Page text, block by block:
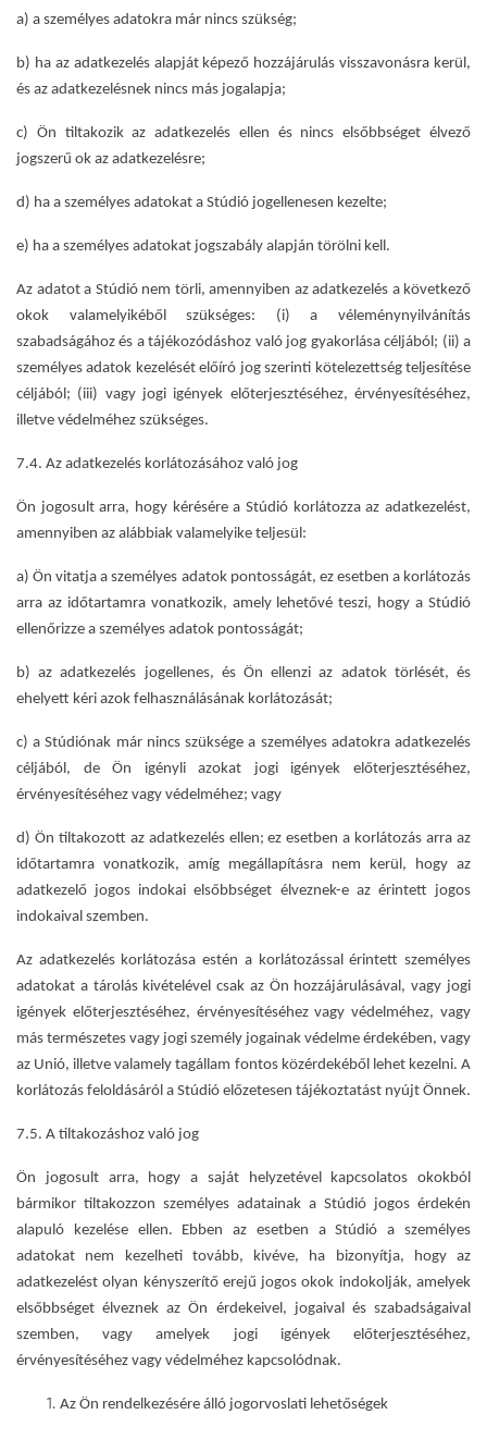
a) a személyes adatokra már nincs szükség;
b) ha az adatkezelés alapját képező hozzájárulás visszavonásra kerül,
és az adatkezelésnek nincs más jogalapja;
c) Ön tiltakozik az adatkezelés ellen és nincs elsőbbséget élvező
jogszerű ok az adatkezelésre;
d) ha a személyes adatokat a Stúdió jogellenesen kezelte;
e) ha a személyes adatokat jogszabály alapján törölni kell.
Az adatot a Stúdió nem törli, amennyiben az adatkezelés a következő
okok valamelyikéből szükséges: (i) a véleménynyilvánítás
szabadságához és a tájékozódáshoz való jog gyakorlása céljából; (ii) a
személyes adatok kezelését előíró jog szerinti kötelezettség teljesítése
céljából; (iii) vagy jogi igények előterjesztéséhez, érvényesítéséhez,
illetve védelméhez szükséges.
7.4. Az adatkezelés korlátozásához való jog
Ön jogosult arra, hogy kérésére a Stúdió korlátozza az adatkezelést,
amennyiben az alábbiak valamelyike teljesül:
a) Ön vitatja a személyes adatok pontosságát, ez esetben a korlátozás
arra az időtartamra vonatkozik, amely lehetővé teszi, hogy a Stúdió
ellenőrizze a személyes adatok pontosságát;
b) az adatkezelés jogellenes, és Ön ellenzi az adatok törlését, és
ehelyett kéri azok felhasználásának korlátozását;
c) a Stúdiónak már nincs szüksége a személyes adatokra adatkezelés
céljából, de Ön igényli azokat jogi igények előterjesztéséhez,
érvényesítéséhez vagy védelméhez; vagy
d) Ön tiltakozott az adatkezelés ellen; ez esetben a korlátozás arra az
időtartamra vonatkozik, amíg megállapításra nem kerül, hogy az
adatkezelő jogos indokai elsőbbséget élveznek-e az érintett jogos
indokaival szemben.
Az adatkezelés korlátozása estén a korlátozással érintett személyes
adatokat a tárolás kivételével csak az Ön hozzájárulásával, vagy jogi
igények előterjesztéséhez, érvényesítéséhez vagy védelméhez, vagy
más természetes vagy jogi személy jogainak védelme érdekében, vagy
az Unió, illetve valamely tagállam fontos közérdekéből lehet kezelni. A
korlátozás feloldásáról a Stúdió előzetesen tájékoztatást nyújt Önnek.
7.5. A tiltakozáshoz való jog
Ön jogosult arra, hogy a saját helyzetével kapcsolatos okokból
bármikor tiltakozzon személyes adatainak a Stúdió jogos érdekén
alapuló kezelése ellen. Ebben az esetben a Stúdió a személyes
adatokat nem kezelheti tovább, kivéve, ha bizonyítja, hogy az
adatkezelést olyan kényszerítő erejű jogos okok indokolják, amelyek
elsőbbséget élveznek az Ön érdekeivel, jogaival és szabadságaival
szemben, vagy amelyek jogi igények előterjesztéséhez,
érvényesítéséhez vagy védelméhez kapcsolódnak.
Az Ön rendelkezésére álló jogorvoslat i lehetőségek